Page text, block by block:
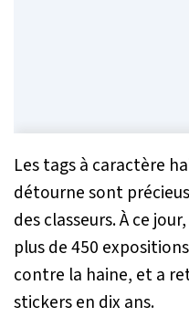
Les tags à caractère
détourne sont
des classeurs. À ce
plus de 450
contre la haine, et a
stickers en dix ans.